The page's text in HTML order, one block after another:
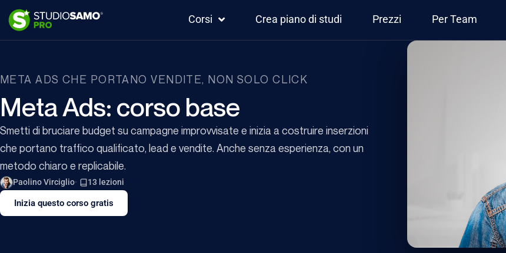
Corsi Crea piano di studi Prezzi Per Team
META ADS CHE PORTANO VENDITE, NON SOLO CLICK
Meta Ads: corso base
Smetti di bruciare budget su campagne improvvisate e inizia a costruire inserzioni
che portano traffico qualificato, lead e vendite. Anche senza esperienza, con un
metodo chiaro e replicabile.
Paolino Virciglio 13 lezioni
Inizia questo corso gratis